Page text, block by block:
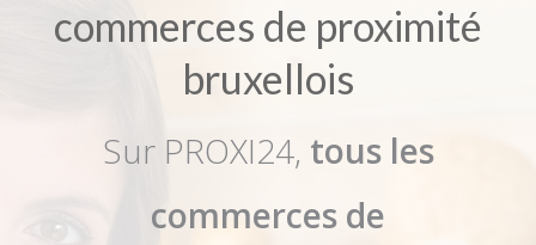
commerces de proximité
bruxellois
Sur PROXI24, tous les
commerces de